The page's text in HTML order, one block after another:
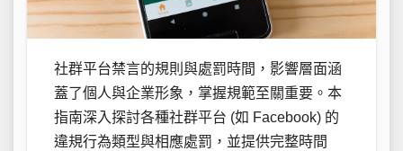
社群平台禁言的規則與處罰時間，影響層面涵
蓋了個人與企業形象，掌握規範至關重要。本
指南深入探討各種社群平台 (如 Facebook) 的
違規行為類型與相應處罰，並提供完整時間